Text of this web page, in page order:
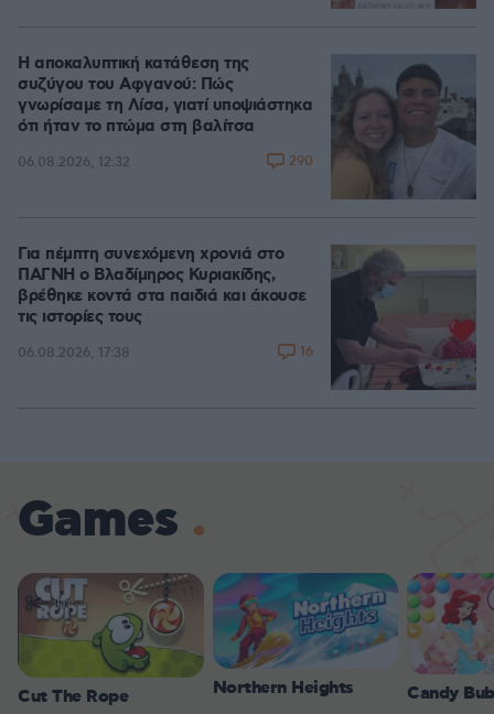
Η αποκαλυπτική κατάθεση της
συζύγου του Αφγανού: Πώς
γνωρίσαμε τη Λίσα, γιατί υποψιάστηκα
ότι ήταν το πτώμα στη βαλίτσα
06.08.2026, 12:32 290
Για πέμπτη συνεχόμενη χρονιά στο
ΠΑΓΝΗ ο Βλαδίμηρος Κυριακίδης,
βρέθηκε κοντά στα παιδιά και άκουσε
τις ιστορίες τους
06.08.2026, 17:38 16
Games
Cut The Rope Northern Heights Candy